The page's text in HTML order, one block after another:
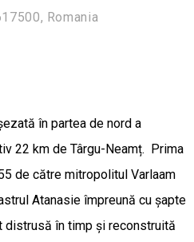
Romania
în partea de nord a
22 km de Târgu-Neamț. Prima
de către mitropolitul Varlaam
Atanasie împreună cu șapte
în timp și reconstruită